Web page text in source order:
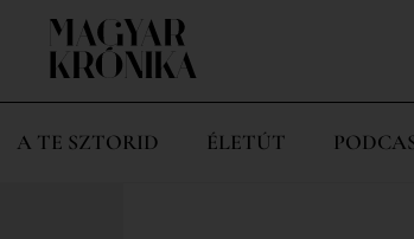
A TE SZTORID ÉLETÚT